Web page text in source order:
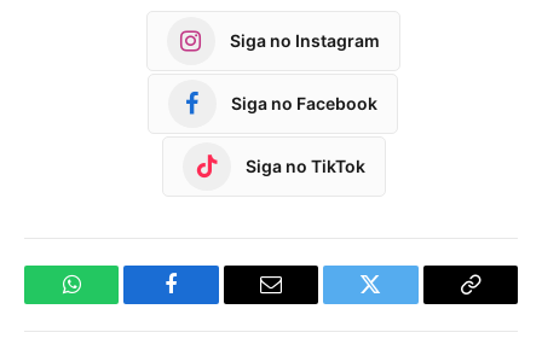
Siga no Instagram
Siga no Facebook
Siga no TikTok
WhatsApp Facebook Email Twitter
Copy